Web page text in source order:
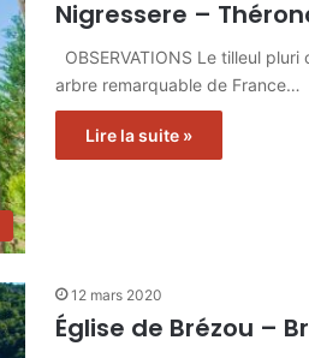
Nigressere –
OBSERVATIONS Le tilleul
arbre remarquable de France…
Lire la suite »
12 mars 2020
Église de Brézou –